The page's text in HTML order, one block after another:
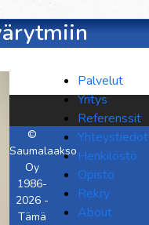
Palvelut
Yritys
Referenssit
Yhteystiedot
Henkilöstö
Opisto
Rekry
About
©
Saumalaakso
Oy
1986-
2026 -
Tämä